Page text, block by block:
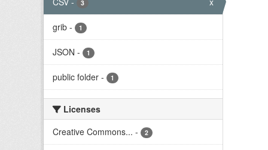
3
grib - 1
JSON - 1
public folder - 1
Licenses
Creative Commons... - 2